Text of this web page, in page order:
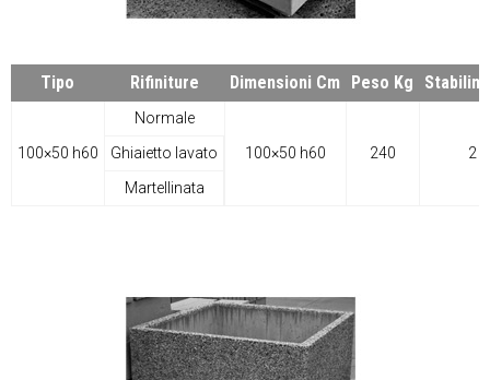
Tipo Rifiniture Dimensioni Cm Peso Kg
100×50 h60
Normale
100×50 h60
240 2
Ghiaietto lavato
Martellinata